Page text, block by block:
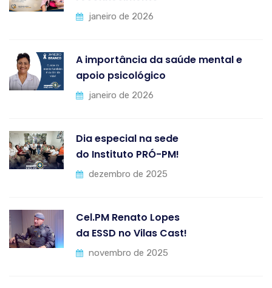
janeiro de 2026
A importância da saúde mental e
apoio psicológico
janeiro de 2026
Dia especial na sede
do Instituto PRÓ-PM!
dezembro de 2025
Cel.PM Renato Lopes
da ESSD no Vilas Cast!
novembro de 2025